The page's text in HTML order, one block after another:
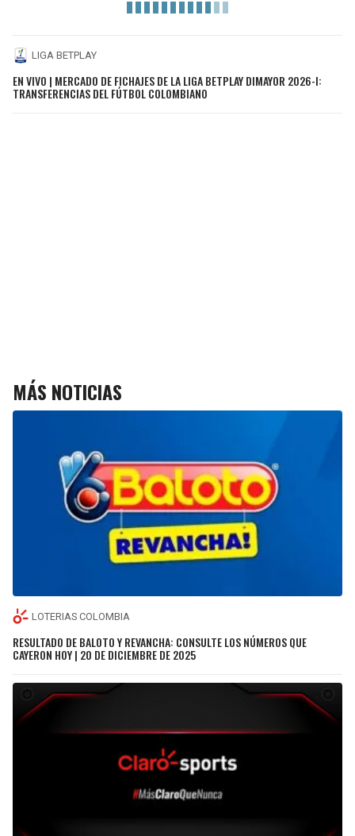
LIGA BETPLAY
EN VIVO | MERCADO DE FICHAJES DE LA LIGA BETPLAY DIMAYOR 2026-I:
TRANSFERENCIAS DEL FÚTBOL COLOMBIANO
MÁS NOTICIAS
LOTERIAS COLOMBIA
RESULTADO DE BALOTO Y REVANCHA: CONSULTE LOS NÚMEROS QUE
CAYERON HOY | 20 DE DICIEMBRE DE 2025